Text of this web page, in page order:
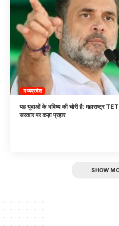
मध्यप्रदेश
यह युवाओं के भविष्य की चोरी है: महाराष्ट्र
सरकार पर कड़ा प्रहार
SHOW